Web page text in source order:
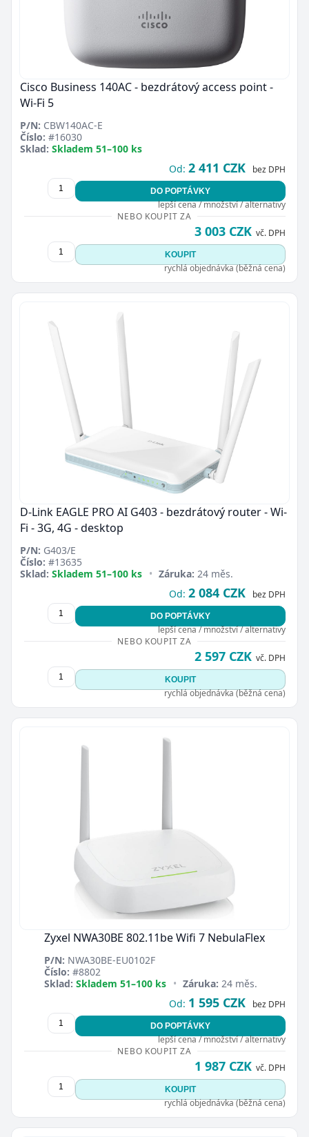
Cisco Business 140AC - bezdrátový access point -
Wi-Fi 5
P/N: CBW140AC-E
Číslo: #16030
Sklad: Skladem 51–100 ks
Od: 2 411 CZK bez DPH
DO POPTÁVKY
lepší cena / množství / alternativy
NEBO KOUPIT ZA
3 003 CZK vč. DPH
KOUPIT
rychlá objednávka (běžná cena)
D-Link EAGLE PRO AI G403 - bezdrátový router - Wi-
Fi - 3G, 4G - desktop
P/N: G403/E
Číslo: #13635
Sklad: Skladem 51–100 ks • Záruka: 24 měs.
Od: 2 084 CZK bez DPH
DO POPTÁVKY
lepší cena / množství / alternativy
NEBO KOUPIT ZA
2 597 CZK vč. DPH
KOUPIT
rychlá objednávka (běžná cena)
Zyxel NWA30BE 802.11be Wifi 7 NebulaFlex
P/N: NWA30BE-EU0102F
Číslo: #8802
Sklad: Skladem 51–100 ks • Záruka: 24 měs.
Od: 1 595 CZK bez DPH
DO POPTÁVKY
lepší cena / množství / alternativy
NEBO KOUPIT ZA
1 987 CZK vč. DPH
KOUPIT
rychlá objednávka (běžná cena)